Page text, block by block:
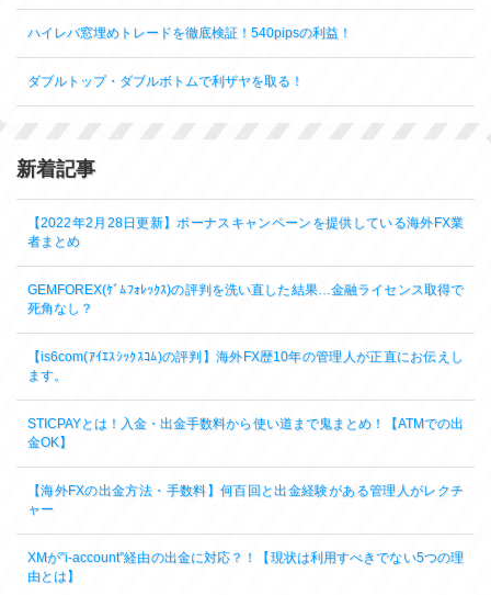
ハイレバ窓埋めトレードを徹底検証！540pipsの利益！
ダブルトップ・ダブルボトムで利ザヤを取る！
新着記事
【2022年2月28日更新】ボーナスキャンペーンを提供している海外FX業
者まとめ
GEMFOREX(ｹﾞﾑﾌｫﾚｯｸｽ)の評判を洗い直した結果…金融ライセンス取得で
死角なし？
【is6com(ｱｲｴｽｼｯｸｽｺﾑ)の評判】海外FX歴10年の管理人が正直にお伝えし
ます。
STICPAYとは！入金・出金手数料から使い道まで鬼まとめ！【ATMでの出
金OK】
【海外FXの出金方法・手数料】何百回と出金経験がある管理人がレクチ
ャー
XMが”i-account”経由の出金に対応？！【現状は利用すべきでない5つの理
由とは】